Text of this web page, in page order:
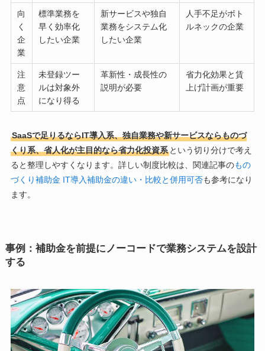
向
く
企
業
標準業務を
早く効率化
したい企業
新サービスや独自
業務をシステム化
したい企業
人手不足がボト
ルネックの企業
注
意
点
未登録ツー
ルは対象外
になり得る
革新性・成長性の
説明が必要
省力化効果と賃
上げ計画が重要
SaaSで足りるならIT導入系、独自業務や新サービスならものづ
くり系、省人化が主目的なら省力化投資系という切り分けで考え
ると整理しやすくなります。詳しい制度比較は、関連記事のもの
づくり補助金 IT導入補助金の違い・比較と併用可否も参考になり
ます。
事例：補助金を前提にノーコードで業務システムを設計
する